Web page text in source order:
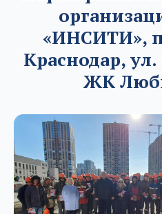
«ИНСИТИ»,
Краснодар,
ЖК